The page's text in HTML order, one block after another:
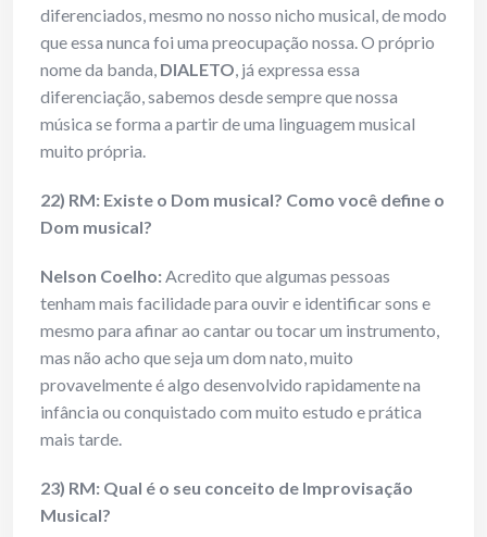
diferenciados, mesmo no nosso nicho musical, de modo
que essa nunca foi uma preocupação nossa. O próprio
nome da banda, DIALETO, já expressa essa
diferenciação, sabemos desde sempre que nossa
música se forma a partir de uma linguagem musical
muito própria.
22) RM: Existe o Dom musical? Como você define o
Dom musical?
Nelson Coelho:Acredito que algumas pessoas
tenham mais facilidade para ouvir e identificar sons e
mesmo para afinar ao cantar ou tocar um instrumento,
mas não acho que seja um dom nato, muito
provavelmente é algo desenvolvido rapidamente na
infância ou conquistado com muito estudo e prática
mais tarde.
23) RM: Qual é o seu conceito de Improvisação
Musical?